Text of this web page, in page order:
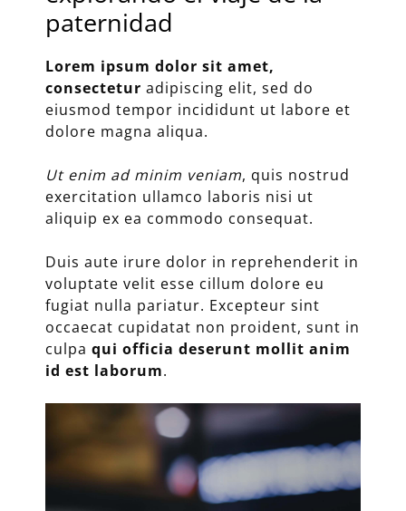
paternidad
Lorem ipsum dolor sit amet,
consectetur adipiscing elit, sed do
eiusmod tempor incididunt ut labore et
dolore magna aliqua.
Ut enim ad minim veniam, quis nostrud
exercitation ullamco laboris nisi ut
aliquip ex ea commodo consequat.
Duis aute irure dolor in reprehenderit in
voluptate velit esse cillum dolore eu
fugiat nulla pariatur. Excepteur sint
occaecat cupidatat non proident, sunt in
culpa qui officia deserunt mollit anim
id est laborum.